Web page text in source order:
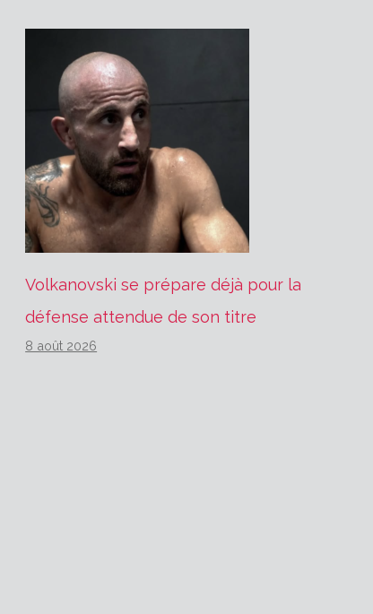
Volkanovski se prépare déjà pour la
défense attendue de son titre
8 août 2026